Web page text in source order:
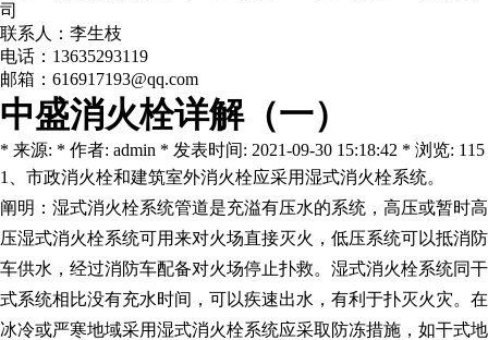
司
联系人：李生枝
电话：13635293119
邮箱：616917193@qq.com
中盛消火栓详解（一）
* 来源: * 作者: admin * 发表时间: 2021-09-30 15:18:42 * 浏览: 115
1、市政消火栓和建筑室外消火栓应采用湿式消火栓系统。
阐明：湿式消火栓系统管道是充溢有压水的系统，高压或暂时高
压湿式消火栓系统可用来对火场直接灭火，低压系统可以抵消防
车供水，经过消防车配备对火场停止扑救。湿式消火栓系统同干
式系统相比没有充水时间，可以疾速出水，有利于扑灭火灾。在
冰冷或严寒地域采用湿式消火栓系统应采取防冻措施，如干式地